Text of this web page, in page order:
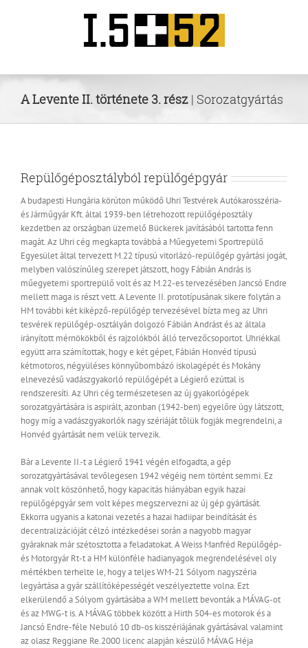
A Levente II. története 3. rész | Sorozatgyártás
Repülőgéposztályból repülőgépgyár
A budapesti Hungária körúton működő Uhri Testvérek Autókarosszéria-
és Járműgyár Kft. által 1939-ben létrehozott repülőgéposztály
kezdetben az országban üzemelő Bückerek javításából tartotta fenn
magát. Az Uhri cég megkapta továbbá a Műegyetemi Sportrepülő
Egyesület által tervezett M.22 típusú vitorlázó-repülőgép gyártási jogát,
melyben valószínűleg szerepet játszott, hogy Fábián András is
műegyetemi sportrepülő volt és az M.22-es tervezésében Jancsó Endre
mellett maga is részt vett. A Levente II. prototípusának sikere folytán a
HM további két kiképző-repülőgép tervezésével bízta meg az Uhri
tesvérek repülőgép-osztályán dolgozó Fábián Andrást és az általa
irányított mérnökökből és rajzolókból álló tervezőcsoportot. Uhriékkal
együtt arra számítottak, hogy e két gépet, Fábián Honvéd típusú
kétmotoros, négyüléses könnyűbombázó iskolagépét és Mokány
elnevezésű vadászgyakorló repülőgépét a Légierő ezúttal is
rendszeresíti. Az Uhri cég természetesen az új gyakorlógépek
sorozatgyártására is aspirált, azonban (1942-ben) egyelőre úgy látszott,
hogy míg a vadászgyakorlók nagy szériáját tőlük fogják megrendelni, a
Honvéd gyártását nem velük tervezik.
Bár a Levente II.-t a Légierő 1941 végén elfogadta, a gép
sorozatgyártásával tevőlegesen 1942 végéig nem történt semmi. Ez
annak volt köszönhető, hogy kapacitás hiányában egyik hazai
repülőgépgyár sem volt képes megszervezni az új gép gyártását.
Ekkorra ugyanis a katonai vezetés a hazai hadiipar beindítását és
decentralizációját célzó intézkedései során a nagyobb magyar
gyáraknak már szétosztotta a feladatokat. A Weiss Manfréd Repülőgép-
és Motorgyár Rt-t a HM különféle hadianyagok megrendelésével oly
mértékben terhelte le, hogy a teljes WM-21 Sólyom nagyszéria
legyártása a gyár szállítóképességét veszélyeztette volna. Ezt
elkerülendő a Sólyom gyártásába a WM mellett bevonták a MÁVAG-ot
és az MWG-t is. A MÁVAG többek között a Hirth 504-es motorok és a
Jancsó Endre-féle Nebuló 10 db-os kisszériájának gyártásával valamint
az olasz Reggiane Re.2000 licenc alapján készülő MÁVAG Héja